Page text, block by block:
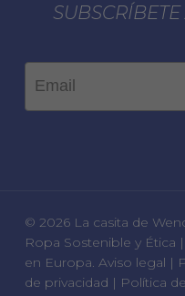
Email
© 2026 La casita de
Ropa Sostenible y Ética
en Europa. Aviso legal |
de privacidad | Política de